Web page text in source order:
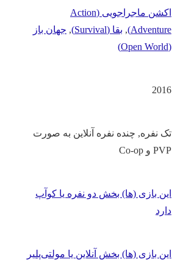
اکشن ماجراجویی (Action
Adventure)
, بقا (Survival) , جهان باز
(Open World)
2016
تک نفره, چنده نفره آنلاین به صورت
PVP و Co-op
این بازی (ها) بخش دو نفره یا کوآپ
دارد
این بازی‌ (ها) بخش آنلاین یا مولتی‌پلیر